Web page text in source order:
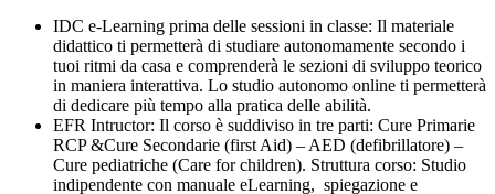
IDC e-Learning prima delle sessioni in classe: Il materiale
didattico ti permetterà di studiare autonomamente secondo i
tuoi ritmi da casa e comprenderà le sezioni di sviluppo teorico
in maniera interattiva. Lo studio autonomo online ti permetterà
di dedicare più tempo alla pratica delle abilità.
EFR Intructor: Il corso è suddiviso in tre parti: Cure Primarie
RCP &Cure Secondarie (first Aid) – AED (defibrillatore) –
Cure pediatriche (Care for children). Struttura corso: Studio
indipendente con manuale eLearning, spiegazione e